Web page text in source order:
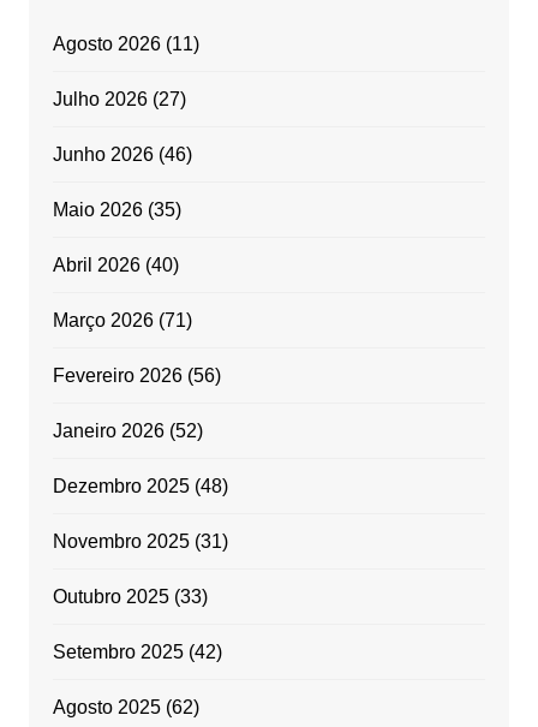
Agosto 2026(11)
Julho 2026(27)
Junho 2026(46)
Maio 2026(35)
Abril 2026(40)
Março 2026(71)
Fevereiro 2026(56)
Janeiro 2026(52)
Dezembro 2025(48)
Novembro 2025(31)
Outubro 2025(33)
Setembro 2025(42)
Agosto 2025(62)